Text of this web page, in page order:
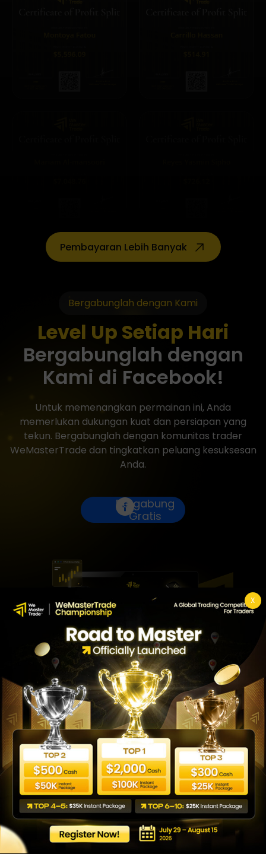
X
Pembayaran Lebih Banyak
Bergabunglah dengan Kami
Level Up Setiap Hari
Bergabunglah dengan
Kami di Facebook!
Untuk memenangkan permainan ini, Anda
memerlukan dukungan kuat dan persiapan yang
tekun. Bergabunglah dengan komunitas trader
WeMasterTrade dan tingkatkan peluang kesuksesan
Anda.
Bergabung
Gratis
Penghargaan & Sertifikat
WeMasterTrade
dan penghargaannya
Upaya kami yang tiada henti dalam meningkatkan
pengalaman perdagangan telah menghasilkan
pengakuan dari
pelanggan dan industri. Berdaganglah dengan
platform pemenang penghargaan hari ini.